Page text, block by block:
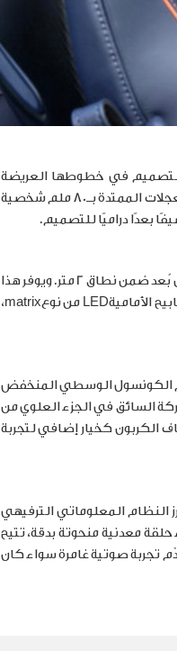
في خطوطها العريضة
في غطاء المحرك المنحدر لتساعد في التبريد، كما تُبرز قاعدة العجلات الممتدة بـ80 ملم شخصية
بعدًا دراميًا للتصميم.
يُعد السقف القماشي القابل للطي هندسيًا تحفة حقيقية، ويمكن فتحه أثناء القيادة بسرعة تصل إلى 50 كم/س، أو حتى عن بُعد ضمن نطاق 2 متر. ويوفر هذا
الأماميةLED من نوعmatrix،
الكونسول الوسطي المنخفض
السائق في الجزء العلوي من
الكربون كخيار إضافي لتجربة
النظام المعلوماتي الترفيهي
المضيء حلقة معدنية منحوتة بدقة، تتيح
فيُقدّم تجربة صوتية غامرة سواء كان